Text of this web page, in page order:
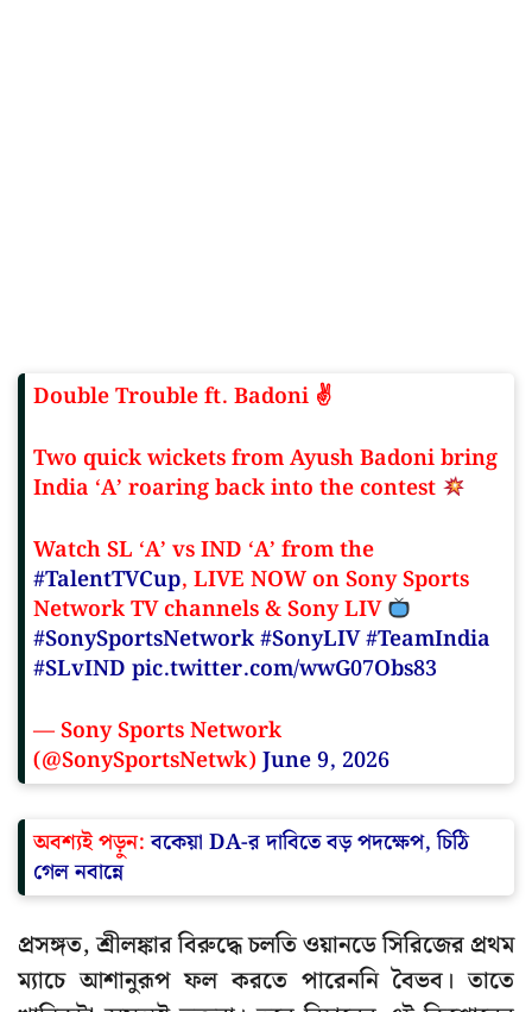
Double Trouble ft. Badoni ✌️
Two quick wickets from Ayush Badoni bring
India ‘A’ roaring back into the contest
Watch SL ‘A’ vs IND ‘A’ from the
#TalentTVCup, LIVE NOW on Sony Sports
Network TV channels & Sony LIV
#SonySportsNetwork#SonyLIV#TeamIndia
#SLvIND pic.twitter.com/wwG07Obs83
— Sony Sports Network
(@SonySportsNetwk) June 9, 2026
অবশ্যই পড়ুন:বকেয়া DA-র দাবিতে বড় পদক্ষেপ, চিঠি
গেল নবান্নে
প্রসঙ্গত, শ্রীলঙ্কার বিরুদ্ধে চলতি ওয়ানডে সিরিজের প্রথম
ম্যাচে আশানুরূপ ফল করতে পারেননি বৈভব। তাতে